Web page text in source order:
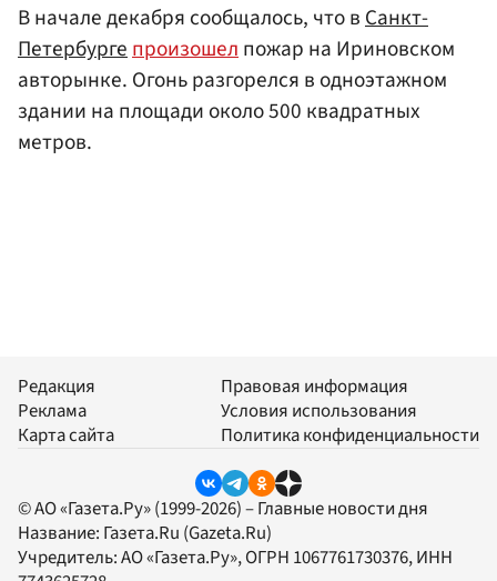
В начале декабря сообщалось, что вСанкт-
Петербургепроизошелпожар на Ириновском
авторынке. Огонь разгорелся в одноэтажном
здании на площади около 500 квадратных
метров.
Редакция
Реклама
Карта сайта
Правовая информация
Условия использования
Политика конфиденциальности
© АО «Газета.Ру» (1999-2026) – Главные новости дня
Название: Газета.Ru (Gazeta.Ru)
Учредитель:АО «Газета.Ру», ОГРН 1067761730376, ИНН